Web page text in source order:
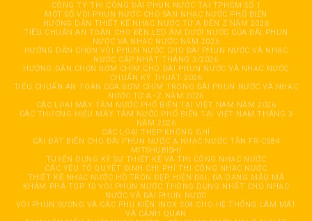
CÔNG TY THI CÔNG ĐÀI PHUN NƯỚC TẠI TPHCM SỐ 1
MỘT SỐ VÒI PHUN NƯỚC CHO SÀN NHẠC NƯỚC PHỔ BIẾN
HƯỚNG DẪN THIẾT KẾ NHẠC NƯỚC TỪ A ĐẾN Z NĂM 2026
TIÊU CHUẨN AN TOÀN CHO ĐÈN LED ÂM DƯỚI NƯỚC CỦA ĐÀI PHUN
NƯỚC VÀ NHẠC NƯỚC NĂM 2026
HƯỚNG DẪN CHỌN VÒI PHUN NƯỚC CHO ĐÀI PHUN NƯỚC VÀ NHẠC
NƯỚC CẬP NHẬT THÁNG 3/2026
HƯỚNG DẪN CHỌN BƠM CHÌM CHO ĐÀI PHUN NƯỚC VÀ NHẠC NƯỚC
CHUẨN KỸ THUẬT 2026
TIÊU CHUẨN AN TOÀN CỦA BƠM CHÌM TRONG ĐÀI PHUN NƯỚC VÀ NHẠC
NƯỚC TỪ A–Z NĂM 2026
CÁC LOẠI MÁY TĂM NƯỚC PHỔ BIẾN TẠI VIỆT NAM NĂM 2026
CÁC THƯƠNG HIỆU MÁY TĂM NƯỚC PHỔ BIẾN TẠI VIỆT NAM THÁNG 3
NĂM 2026
CÁC LOẠI THÉP KHÔNG GHỈ
CÀI ĐẶT BIẾN CHO ĐÀI PHUN NƯỚC & NHẠC NƯỚC TẦN FR-CS84
MITSHUBISHI
TUYỂN DỤNG KỸ SƯ THIẾT KẾ VÀ THI CÔNG NHẠC NƯỚC
CÁC YẾU TỐ QUYẾT ĐỊNH CHI PHÍ THI CÔNG NHẠC NƯỚC
THIẾT KẾ NHẠC NƯỚC HỒ TRÒN ĐẸP, HIỆN ĐẠI, ĐA DẠNG MẪU MÃ
KHÁM PHÁ TOP 10 VÒI PHUN NƯỚC THÔNG DỤNG NHẤT CHO NHẠC
NƯỚC VÀ ĐÀI PHUN NƯỚC
VÒI PHUN SƯƠNG VÀ CÁC PHỤ KIỆN INOX 304 CHO HỆ THỐNG LÀM MÁT
VÀ CẢNH QUAN